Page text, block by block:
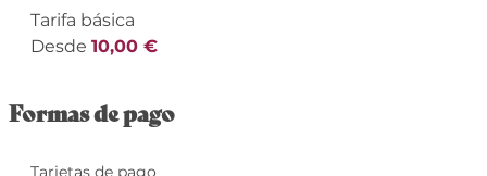
Tarifa básica
Desde 10,00 €
Formas de pago
Tarjetas de pago